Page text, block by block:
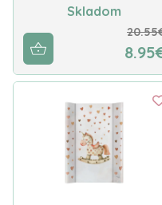
Skladom